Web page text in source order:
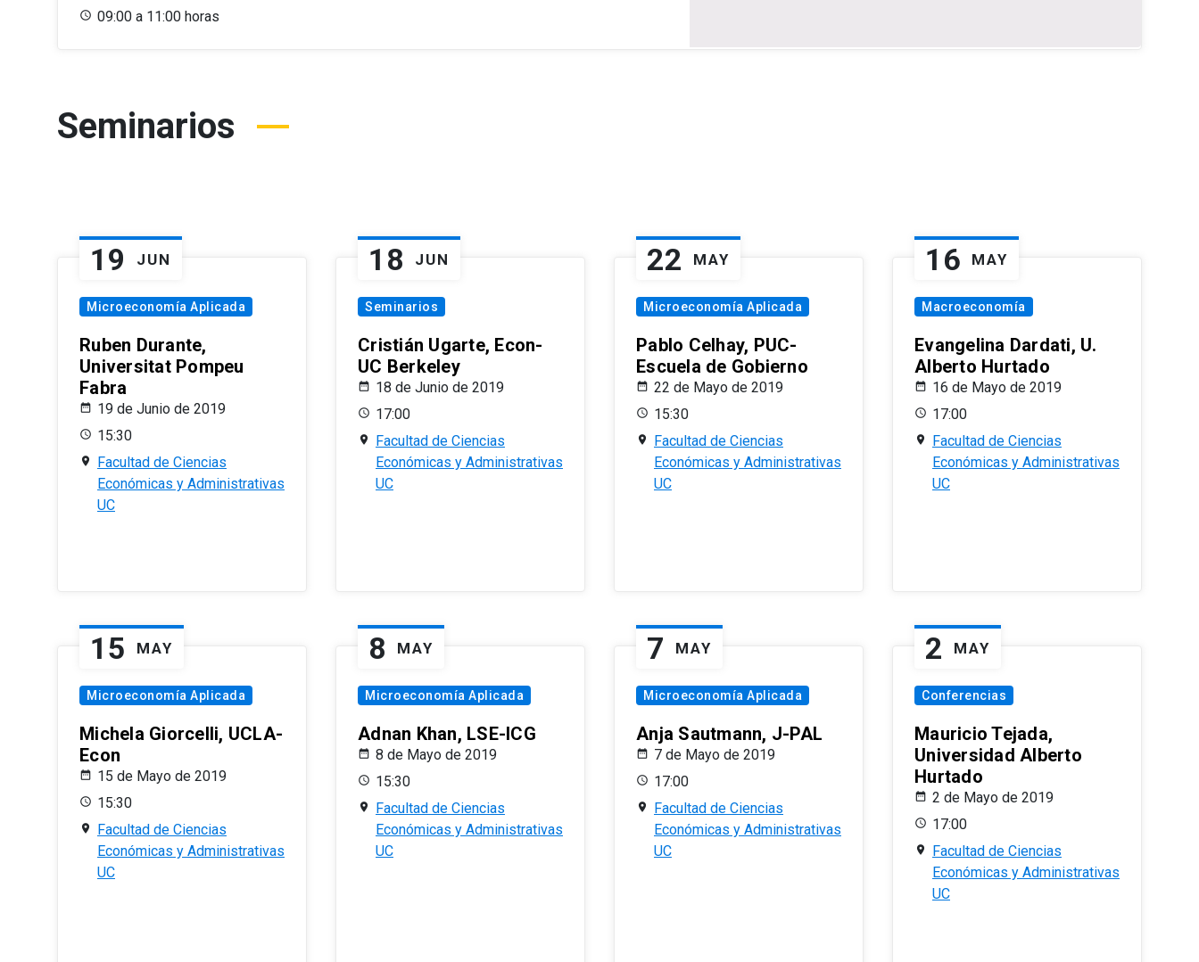
09:00 a 11:00 horas
Seminarios
19 JUN
Microeconomía Aplicada
Ruben Durante,
Universitat Pompeu
Fabra
19 de Junio de 2019
15:30
Facultad de Ciencias
Económicas y Administrativas
UC
18 JUN
Seminarios
Cristián Ugarte, Econ-
UC Berkeley
18 de Junio de 2019
17:00
Facultad de Ciencias
Económicas y Administrativas
UC
22 MAY
Microeconomía Aplicada
Pablo Celhay, PUC-
Escuela de Gobierno
22 de Mayo de 2019
15:30
Facultad de Ciencias
Económicas y Administrativas
UC
16 MAY
Macroeconomía
Evangelina Dardati, U.
Alberto Hurtado
16 de Mayo de 2019
17:00
Facultad de Ciencias
Económicas y Administrativas
UC
15 MAY
Microeconomía Aplicada
Michela Giorcelli, UCLA-
Econ
15 de Mayo de 2019
15:30
Facultad de Ciencias
Económicas y Administrativas
UC
8 MAY
Microeconomía Aplicada
Adnan Khan, LSE-ICG
8 de Mayo de 2019
15:30
Facultad de Ciencias
Económicas y Administrativas
UC
7 MAY
Microeconomía Aplicada
Anja Sautmann, J-PAL
7 de Mayo de 2019
17:00
Facultad de Ciencias
Económicas y Administrativas
UC
2 MAY
Conferencias
Mauricio Tejada,
Universidad Alberto
Hurtado
2 de Mayo de 2019
17:00
Facultad de Ciencias
Económicas y Administrativas
UC